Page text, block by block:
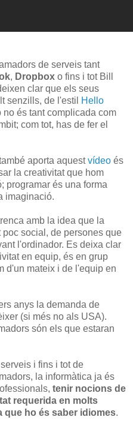
de serveis tant
, Dropbox o fins i tot Bill
clar que els seus
senzills, de l'estil
Hello
no és tant complicada com
com tot, has de fer el
aporta aquestvídeo és
la creativitat que hom
programar és una forma
imaginació.
amb la idea que la
social, de persones que
l'ordinador. Es deixa clar
en equip, és en grup
d'un mateix i de l'equip en
anys la demanda de
(si més no als USA).
són els que estaran
i fins i tot de
la informàtica ja és
tenir nocions de
requerida en molts
que ho és saber idiomes.